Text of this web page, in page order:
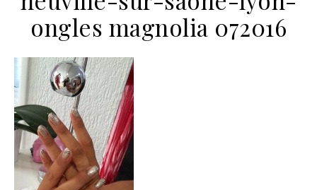
ongles magnolia 072016